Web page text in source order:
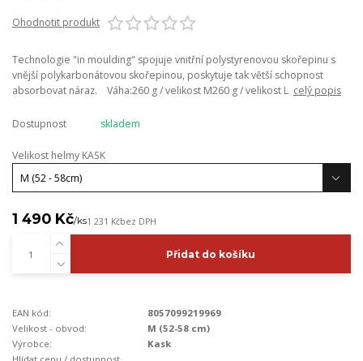
Ohodnotit produkt
Technologie "in moulding" spojuje vnitřní polystyrenovou skořepinu s
vnější polykarbonátovou skořepinou, poskytuje tak větší schopnost
absorbovat náraz. Váha:260 g / velikost M260 g / velikost L celý popis
Dostupnost skladem
Velikost helmy KASK
1 490 Kč/ks1 231 Kčbez DPH
Přidat do košíku
EAN kód:
8057099219969
Velikost - obvod:
M (52-58 cm)
Výrobce:
Kask